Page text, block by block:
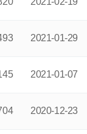
2021-01-29
2021-01-07
2020-12-23